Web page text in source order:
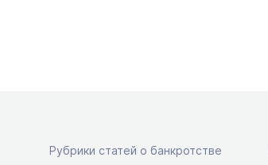
Рубрики статей о банкротстве